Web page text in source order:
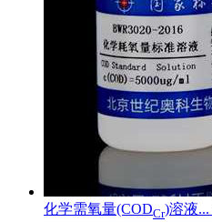
化学需氧量(CODCr)溶液...